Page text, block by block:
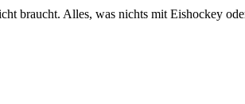
braucht. Alles, was nichts mit Eishockey